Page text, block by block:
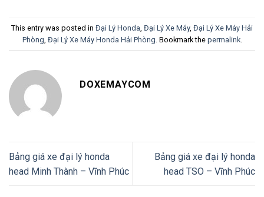
This entry was posted in Đại Lý Honda Đại Lý Xe Máy, Đại Lý Xe Máy Hải
Phòng Đại Lý Xe Máy Honda Hải Phòng . Bookmark the permalink.
DOXEMAYCOM
Bảng giá xe đại lý honda
head Minh Thành – Vĩnh Phúc
Bảng giá xe đại lý honda
head TSO – Vĩnh Phúc